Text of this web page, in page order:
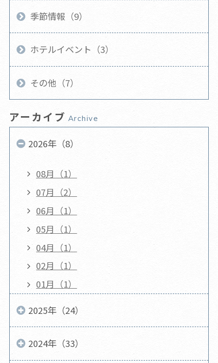
季節情報（9）
ホテルイベント（3）
その他（7）
アーカイブ Archive
2026年（8）
08月（1）
07月（2）
06月（1）
05月（1）
04月（1）
02月（1）
01月（1）
2025年（24）
2024年（33）